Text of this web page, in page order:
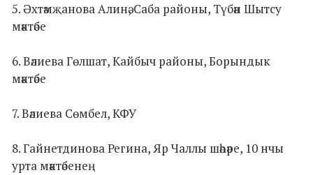
5. Әхтәмҗанова Алинә, Саба районы, Түбән Шытсу
мәктәбе
6. Вәлиева Гөлшат, Кайбыч районы, Борындык
мәктәбе
7. Вәлиева Сөмбел, КФУ
8. Гайнетдинова Регина, Яр Чаллы шәһәре, 10 нчы
урта мәктәбенең